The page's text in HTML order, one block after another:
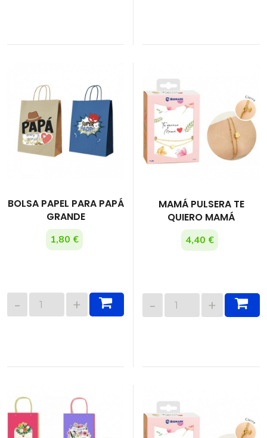
BOLSA PAPEL PARA PAPÁ
GRANDE
1,80 €
MAMÁ PULSERA TE
QUIERO MAMÁ
4,40 €